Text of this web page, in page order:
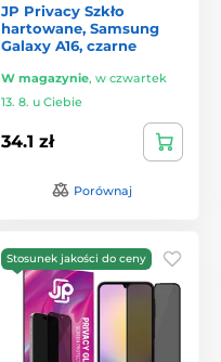
JP Privacy Szkło
hartowane, Samsung
Galaxy A16, czarne
W magazynie, w czwartek
13. 8. u Ciebie
34.1 zł
Porównaj
Stosunek jakości do ceny